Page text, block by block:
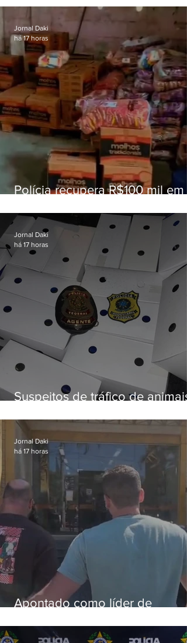
educação
Polícia recupera R$100 mil em
Fluminense
Jornal Daki
há 17 horas
Suspeitos de tráfico de animais
aves
Jornal Daki
há 17 horas
Apontado como líder de
aposentados é preso
Jornal Daki
há 17 horas